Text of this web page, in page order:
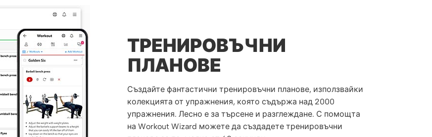
ТРЕНИРОВЪЧНИ
ПЛАНОВЕ
Създайте фантастични тренировъчни планове, използвайки
колекцията от упражнения, която съдържа над 2000
упражнения. Лесно е за търсене и разглеждане. С помощта
на Workout Wizard можете да създадете тренировъчни